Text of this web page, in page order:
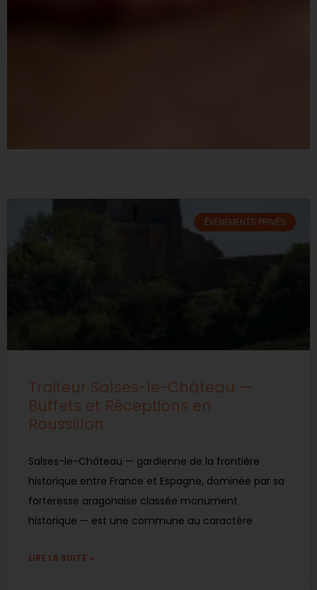
ÉVÉNEMENTS PRIVÉS
Traiteur Salses-le-Château —
Buffets et Réceptions en
Roussillon
Salses-le-Château — gardienne de la frontière
historique entre France et Espagne, dominée par sa
forteresse aragonaise classée monument
historique — est une commune au caractère
LIRE LA SUITE »